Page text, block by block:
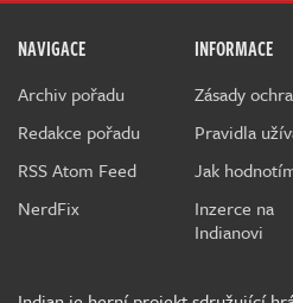
NAVIGACE
Archiv pořadu
Redakce pořadu
RSS Atom Feed
NerdFix
INFORMACE
Zásady
Pravidla
Jak
Inzerce na
Indianovi